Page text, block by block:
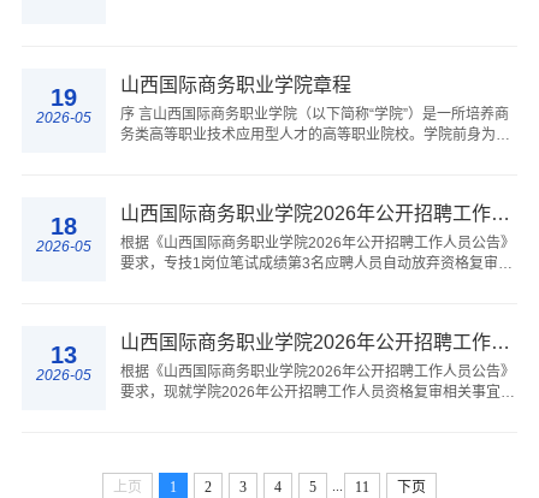
19
2026-05
山西国际商务职业学院章程
序 言山西国际商务职业学院（以下简称“学院”）是一所培养商
务类高等职业技术应用型人才的高等职业院校。学院前身为成
18
2026-05
山西国际商务职业学院2026年公开招聘工作人员资格复审递补公告
根据《山西国际商务职业学院2026年公开招聘工作人员公告》
要求，专技1岗位笔试成绩第3名应聘人员自动放弃资格复审资
13
2026-05
山西国际商务职业学院2026年公开招聘工作人员资格复审公告
根据《山西国际商务职业学院2026年公开招聘工作人员公告》
要求，现就学院2026年公开招聘工作人员资格复审相关事宜安
上页 1 2 3 4 5 ... 11 下页